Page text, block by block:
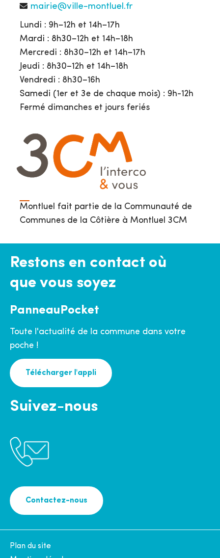
mairie@ville-montluel.fr
Lundi : 9h–12h et 14h–17h
Mardi : 8h30–12h et 14h–18h
Mercredi : 8h30–12h et 14h–17h
Jeudi : 8h30–12h et 14h–18h
Vendredi : 8h30–16h
Samedi (1er et 3e de chaque mois) : 9h-12h
Fermé dimanches et jours feriés
Montluel fait partie de la Communauté de
Communes de la Côtière à Montluel 3CM
Restons en contact où
que vous soyez
PanneauPocket
Toute l'actualité de la commune dans votre
poche !
Télécharger l'appli
Suivez-nous
Contactez-nous
Plan du site